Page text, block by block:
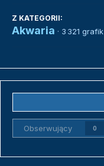
Z KATEGORII:
Akwaria · 3 321 grafik
Obserwujący 0